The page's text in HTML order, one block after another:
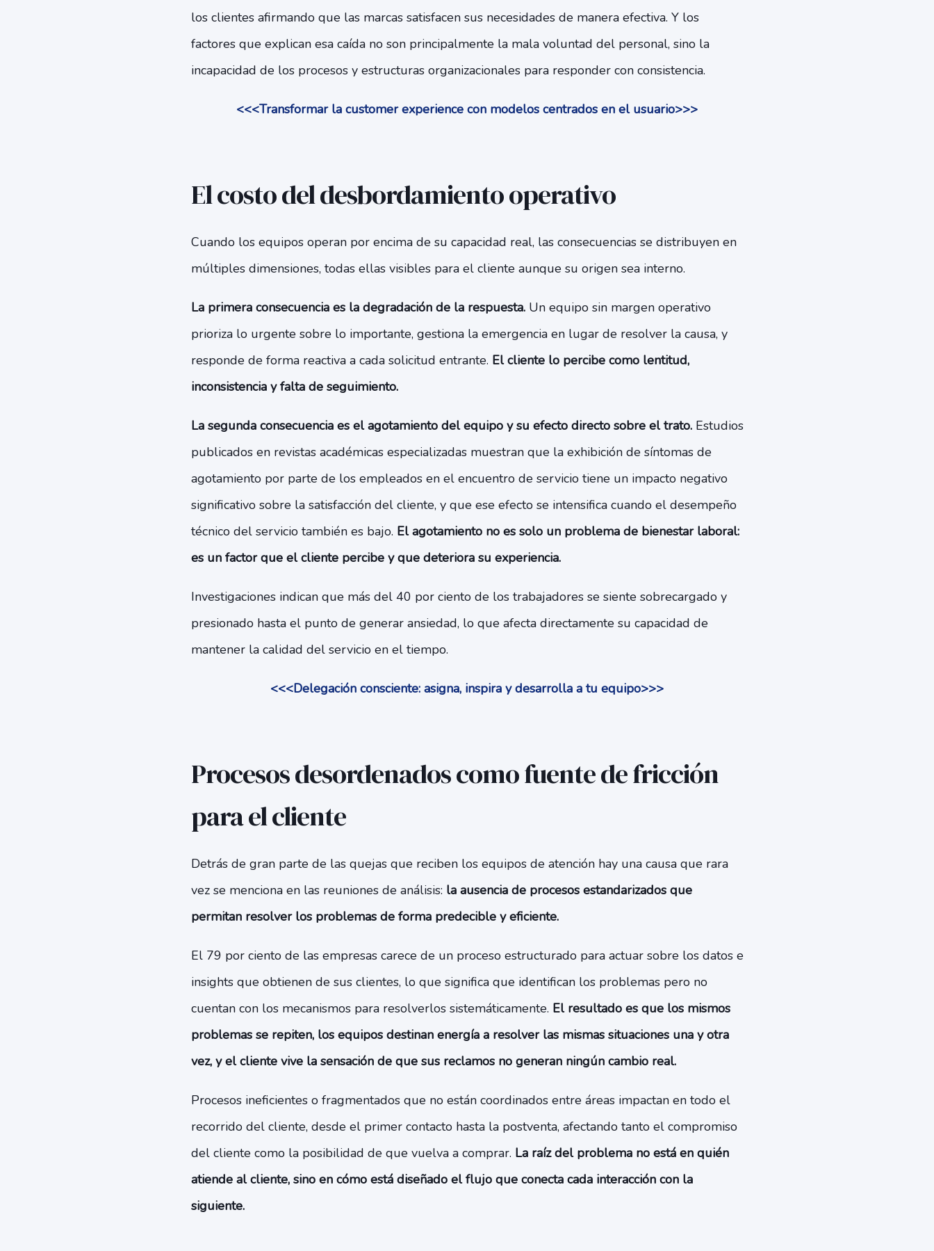
los clientes afirmando que las marcas satisfacen sus necesidades de manera efectiva. Y los
factores que explican esa caída no son principalmente la mala voluntad del personal, sino la
incapacidad de los procesos y estructuras organizacionales para responder con consistencia.
<<<Transformar la customer experience con modelos centrados en el usuario>>>
El costo del desbordamiento operativo
Cuando los equipos operan por encima de su capacidad real, las consecuencias se distribuyen en
múltiples dimensiones, todas ellas visibles para el cliente aunque su origen sea interno.
La primera consecuencia es la degradación de la respuesta.Un equipo sin margen operativo
prioriza lo urgente sobre lo importante, gestiona la emergencia en lugar de resolver la causa, y
responde de forma reactiva a cada solicitud entrante. El cliente lo percibe como lentitud,
inconsistencia y falta de seguimiento.
La segunda consecuencia es el agotamiento del equipo y su efecto directo sobre el trato.Estudios
publicados en revistas académicas especializadas muestran que la exhibición de síntomas de
agotamiento por parte de los empleados en el encuentro de servicio tiene un impacto negativo
significativo sobre la satisfacción del cliente, y que ese efecto se intensifica cuando el desempeño
técnico del servicio también es bajo. El agotamiento no es solo un problema de bienestar laboral:
es un factor que el cliente percibe y que deteriora su experiencia.
Investigaciones indican que más del 40 por ciento de los trabajadores se siente sobrecargado y
presionado hasta el punto de generar ansiedad, lo que afecta directamente su capacidad de
mantener la calidad del servicio en el tiempo.
<<<Delegación consciente: asigna, inspira y desarrolla a tu equipo>>>
Procesos desordenados como fuente de fricción
para el cliente
Detrás de gran parte de las quejas que reciben los equipos de atención hay una causa que rara
vez se menciona en las reuniones de análisis: la ausencia de procesos estandarizados que
permitan resolver los problemas de forma predecible y eficiente.
El 79 por ciento de las empresas carece de un proceso estructurado para actuar sobre los datos e
insights que obtienen de sus clientes, lo que significa que identifican los problemas pero no
cuentan con los mecanismos para resolverlos sistemáticamente. El resultado es que los mismos
problemas se repiten, los equipos destinan energía a resolver las mismas situaciones una y otra
vez, y el cliente vive la sensación de que sus reclamos no generan ningún cambio real.
Procesos ineficientes o fragmentados que no están coordinados entre áreas impactan en todo el
recorrido del cliente, desde el primer contacto hasta la postventa, afectando tanto el compromiso
del cliente como la posibilidad de que vuelva a comprar. La raíz del problema no está en quién
atiende al cliente, sino en cómo está diseñado el flujo que conecta cada interacción con la
siguiente.